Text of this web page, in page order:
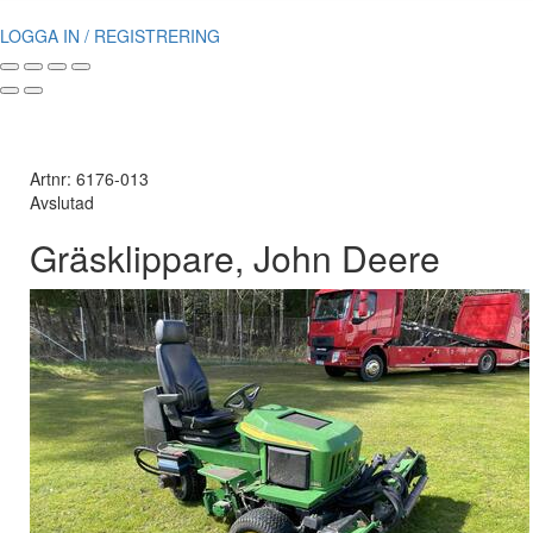
LOGGA IN / REGISTRERING
Artnr: 6176-013
Avslutad
Gräsklippare, John Deere